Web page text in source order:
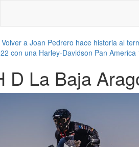
Volver a Joan Pedrero hace historia al
con una Harley-Davidson Pan America
D La Baja